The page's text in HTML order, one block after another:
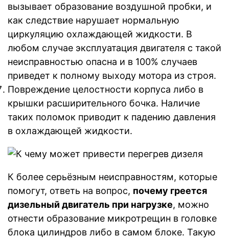
вызывает образование воздушной пробки, и
как следствие нарушает нормальную
циркуляцию охлаждающей жидкости. В
любом случае эксплуатация двигателя с такой
неисправностью опасна и в 100% случаев
приведет к полному выходу мотора из строя.
Повреждение целостности корпуса либо в
крышки расширительного бочка. Наличие
таких поломок приводит к падению давления
в охлаждающей жидкости.
К более серьёзным неисправностям, которые
помогут, ответь на вопрос, почему греется
дизельный двигатель при нагрузке, можно
отнести образование микротрещин в головке
блока цилиндров либо в самом блоке. Такую